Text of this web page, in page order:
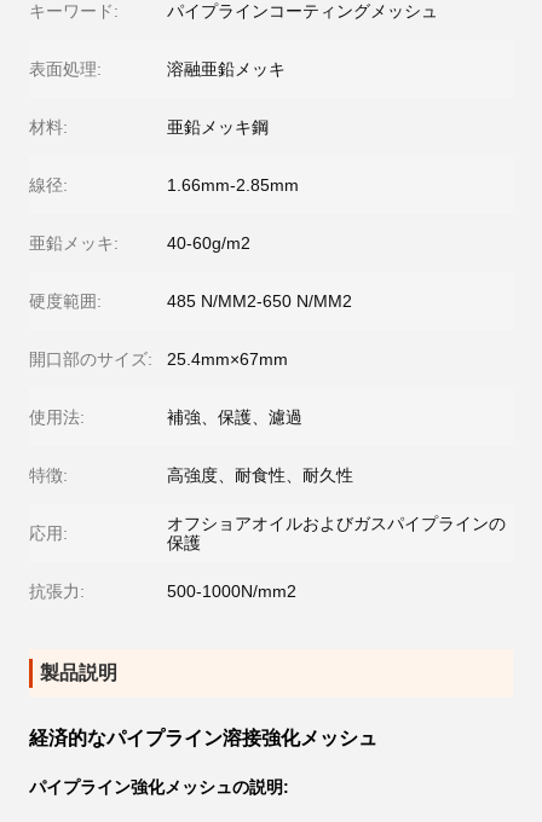
キーワード: パイプラインコーティングメッシュ
表面処理: 溶融亜鉛メッキ
材料: 亜鉛メッキ鋼
線径: 1.66mm-2.85mm
亜鉛メッキ: 40-60g/m2
硬度範囲: 485 N/MM2-650 N/MM2
開口部のサイズ: 25.4mm×67mm
使用法: 補強、保護、濾過
特徴: 高強度、耐食性、耐久性
応用:
オフショアオイルおよびガスパイプラインの
保護
抗張力: 500-1000N/mm2
製品説明
経済的なパイプライン溶接強化メッシュ
パイプライン強化メッシュの説明: